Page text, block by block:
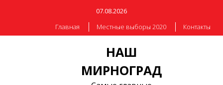
07.08.2026
Главная
Местные выборы 2020 Контакты
НАШ
МИРНОГРАД